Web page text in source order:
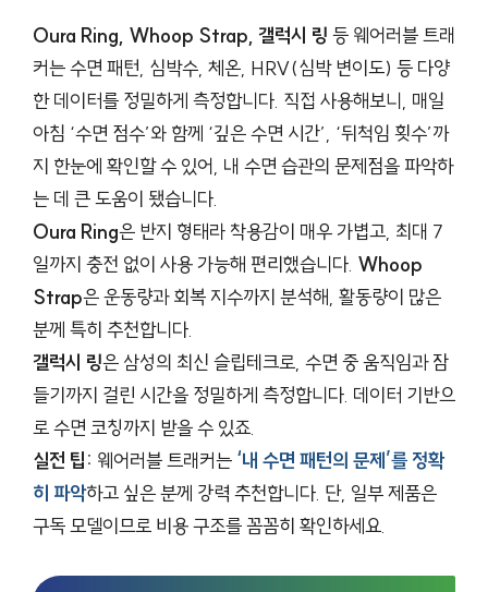
Oura Ring, Whoop Strap, 갤럭시 링 등 웨어러블 트래
커는 수면 패턴, 심박수, 체온, HRV(심박 변이도) 등 다양
한 데이터를 정밀하게 측정합니다. 직접 사용해보니, 매일
아침 ‘수면 점수’와 함께 ‘깊은 수면 시간’, ‘뒤척임 횟수’까
지 한눈에 확인할 수 있어, 내 수면 습관의 문제점을 파악하
는 데 큰 도움이 됐습니다.
Oura Ring은 반지 형태라 착용감이 매우 가볍고, 최대 7
일까지 충전 없이 사용 가능해 편리했습니다. Whoop
Strap은 운동량과 회복 지수까지 분석해, 활동량이 많은
분께 특히 추천합니다.
갤럭시 링은 삼성의 최신 슬립테크로, 수면 중 움직임과 잠
들기까지 걸린 시간을 정밀하게 측정합니다. 데이터 기반으
로 수면 코칭까지 받을 수 있죠.
실전 팁: 웨어러블 트래커는 ‘내 수면 패턴의 문제’를 정확
히 파악하고 싶은 분께 강력 추천합니다. 단, 일부 제품은
구독 모델이므로 비용 구조를 꼼꼼히 확인하세요.